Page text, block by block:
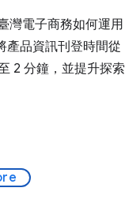
灣電子商務如何運用
產品資訊刊登時間從
2 分鐘，並提升探索